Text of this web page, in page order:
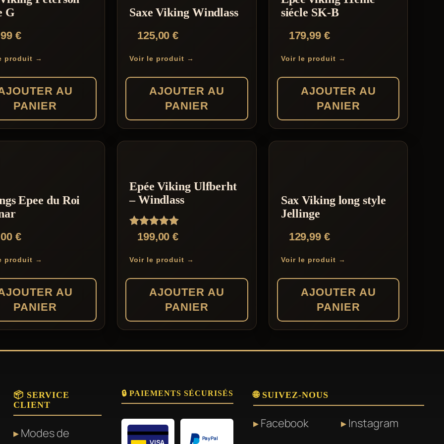
G
€
produit →
AU
PANIER
Saxe Viking Windlass
125,00€
Voir le produit →
AJOUTER AU
PANIER
siécle SK-B
179,99 €
Voir le produit →
AJOUTER AU
PANIER
Epee du Roi
€
produit →
AU
PANIER
Epée Viking Ulfberht
– Windlass
Note
5.00
199,00€
Voir le produit →
AJOUTER AU
PANIER
Sax Viking long style
Jellinge
129,99 €
Voir le produit →
AJOUTER AU
PANIER
📦 SERVICE
CLIENT
Modes de
🔒 PAIEMENTS SÉCURISÉS
PayPal
🌐 SUIVEZ-NOUS
Facebook
Instagram